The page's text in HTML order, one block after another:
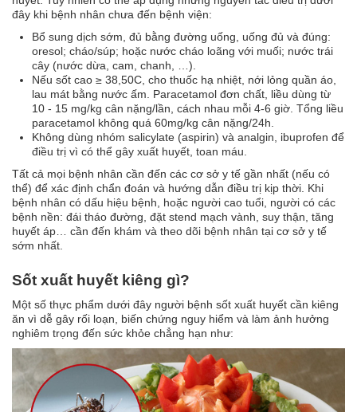
đây khi bệnh nhân chưa đến bệnh viện:
Bổ sung dịch sớm, đủ bằng đường uống, uống đủ và đúng:
oresol; cháo/súp; hoặc nước cháo loãng với muối; nước trái
cây (nước dừa, cam, chanh, …).
Nếu sốt cao ≥ 38,50C, cho thuốc hạ nhiệt, nới lỏng quần áo,
lau mát bằng nước ấm. Paracetamol đơn chất, liều dùng từ
10 - 15 mg/kg cân nặng/lần, cách nhau mỗi 4-6 giờ. Tổng liều
paracetamol không quá 60mg/kg cân nặng/24h.
Không dùng nhóm salicylate (aspirin) và analgin, ibuprofen để
điều trị vì có thể gây xuất huyết, toan máu.
Tất cả mọi bệnh nhân cần đến các cơ sở y tế gần nhất (nếu có
thể) để xác định chẩn đoán và hướng dẫn điều trị kịp thời. Khi
bệnh nhân có dấu hiệu bệnh, hoặc người cao tuổi, người có các
bệnh nền: đái tháo đường, đặt stend mạch vành, suy thận, tăng
huyết áp… cần đến khám và theo dõi bệnh nhân tại cơ sở y tế
sớm nhất.
Sốt xuất huyết kiêng gì?
Một số thực phẩm dưới đây người bệnh sốt xuất huyết cần kiêng
ăn vì dễ gây rối loạn, biến chứng nguy hiểm và làm ảnh hưởng
nghiêm trọng đến sức khỏe chẳng hạn như: